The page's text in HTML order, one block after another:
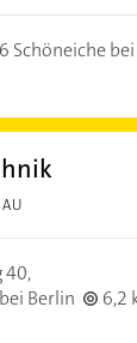
Schöneiche
40,
Berlin
6,2